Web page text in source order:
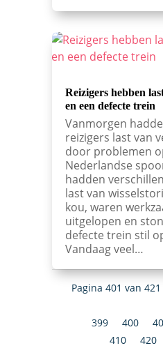
Reizigers hebben
en een defecte trein
Vanmorgen
reizigers last van
door problemen
Nederlandse
hadden
last van
kou, waren
uitgelopen en
defecte trein stil
Vandaag veel…
Pagina 401 van 421
399
400
410
420